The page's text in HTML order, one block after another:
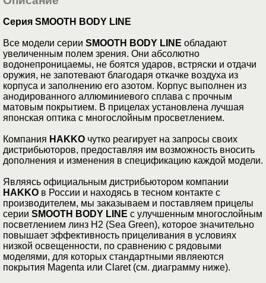
Серия SMOOTH BODY LINE
Все модели серии SMOOTH BODY LINE обладают
увеличенным полем зрения. Они абсолютно
водонепроницаемы, не боятся ударов, встряски и отдачи
оружия, не запотевают благодаря откачке воздуха из
корпуса и заполнению его азотом. Корпус выполнен из
анодированного аллюминиевого сплава с прочным
матовым покрытием. В прицелах установлена лучшая
японская оптика с многослойным просветлением.
Компания HAKKO чутко реагирует на запросы своих
дистрибьюторов, предоставляя им возможность вносить
дополнения и изменения в спецификацию каждой модели.
Являясь официальным дистрибьютором компании
HAKKO в России и находясь в тесном контакте с
производителем, мы заказываем и поставляем прицелы
серии SMOOTH BODY LINE с улучшенным многослойным
посветлением линз H2 (Sea Green), которое значительно
повышает эффективность прицеливания в условиях
низкой освещенности, по сравнению с рядовыми
моделями, для которых стандартными являеются
покрытия Magenta или Claret (см. диаграмму ниже).